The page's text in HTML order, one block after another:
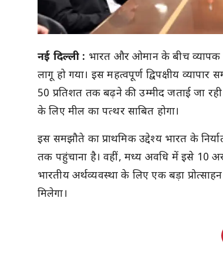
नई दिल्ली : भारत और ओमान के बीच व्यापक
लागू हो गया। इस महत्वपूर्ण द्विपक्षीय
50 प्रतिशत तक बढ़ने की उम्मीद जताई जा
के लिए मील का पत्थर साबित होगा।
इस समझौते का प्राथमिक उद्देश्य भारत के
तक पहुंचाना है। वहीं, मध्य अवधि में इसे 10
भारतीय अर्थव्यवस्था के लिए एक बड़ा
मिलेगा।